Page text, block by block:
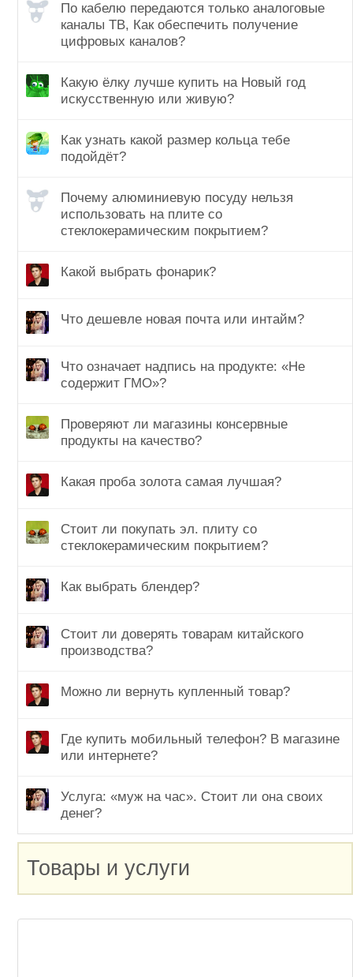
По кабелю передаются только аналоговые
каналы ТВ, Как обеспечить получение
цифровых каналов?
Какую ёлку лучше купить на Новый год
искусственную или живую?
Как узнать какой размер кольца тебе
подойдёт?
Почему алюминиевую посуду нельзя
использовать на плите со
стеклокерамическим покрытием?
Какой выбрать фонарик?
Что дешевле новая почта или интайм?
Что означает надпись на продукте: «Не
содержит ГМО»?
Проверяют ли магазины консервные
продукты на качество?
Какая проба золота самая лучшая?
Стоит ли покупать эл. плиту со
стеклокерамическим покрытием?
Как выбрать блендер?
Стоит ли доверять товарам китайского
производства?
Можно ли вернуть купленный товар?
Где купить мобильный телефон? В магазине
или интернете?
Услуга: «муж на час». Стоит ли она своих
денег?
Товары и услуги